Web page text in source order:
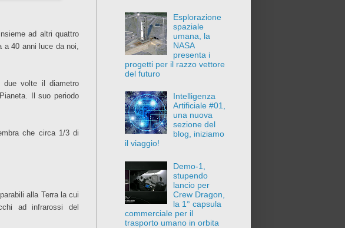
ad altri quattro
40 anni luce da noi,
volte il diametro
Il suo periodo
che circa 1/3 di
alla Terra la cui
ad infrarossi del
Esplorazione
spaziale
umana, la
NASA
presenta i
progetti per il razzo vettore
del futuro
Intelligenza
Artificiale #01,
una nuova
sezione del
blog, iniziamo
il viaggio!
Demo-1,
stupendo
lancio per
Crew Dragon,
la 1° capsula
commerciale per il
trasporto umano in orbita